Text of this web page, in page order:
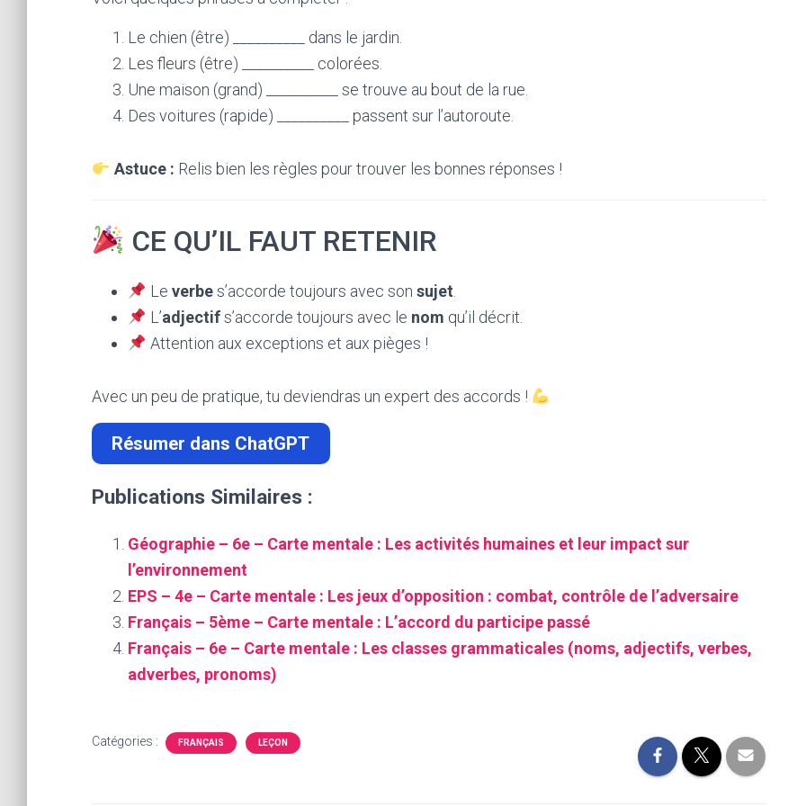
Le chien (être) __________ dans le jardin.
Les fleurs (être) __________ colorées.
Une maison (grand) __________ se trouve au bout de la rue.
Des voitures (rapide) __________ passent sur l’autoroute.
Astuce : Relis bien les règles pour trouver les bonnes réponses !
CE QU’IL FAUT RETENIR
Le verbes’accorde toujours avec son sujet
L’adjectifs’accorde toujours avec le nom qu’il décrit.
Attention aux exceptions et aux pièges !
Avec un peu de pratique, tu deviendras un expert des accords !
Résumer dans ChatGPT
Publications Similaires :
Géographie – 6e – Carte mentale : Les activités humaines et leur impact sur
l’environnement
EPS – 4e – Carte mentale : Les jeux d’opposition : combat, contrôle de l’adversaire
Français – 5ème – Carte mentale : L’accord du participe passé
Français – 6e – Carte mentale : Les classes grammaticales (noms, adjectifs, verbes,
adverbes, pronoms)
Catégories : FRANÇAIS LEÇON